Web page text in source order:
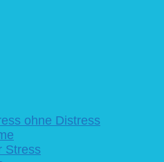
ohne Distress
Stress